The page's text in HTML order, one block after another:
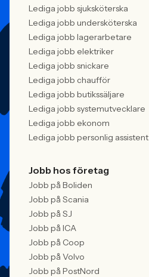
Lediga jobb sjuksköterska
Lediga jobb undersköterska
Lediga jobb lagerarbetare
Lediga jobb elektriker
Lediga jobb snickare
Lediga jobb chaufför
Lediga jobb butikssäljare
Lediga jobb systemutvecklare
Lediga jobb ekonom
Lediga jobb personlig assistent
Jobb hos företag
Jobb på Boliden
Jobb på Scania
Jobb på SJ
Jobb på ICA
Jobb på Coop
Jobb på Volvo
Jobb på PostNord